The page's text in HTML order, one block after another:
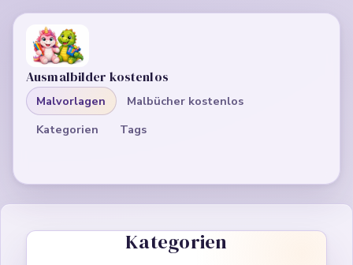
Ausmalbilder kostenlos
Malvorlagen
Malbücher kostenlos
Kategorien
Tags
Kategorien